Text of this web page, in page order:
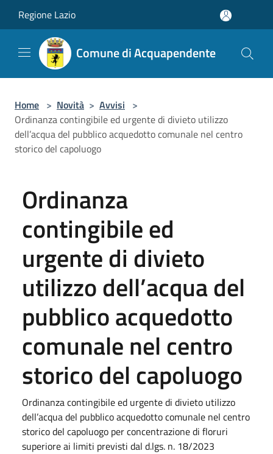
Regione Lazio
Comune di Acquapendente
Home > Novità > Avvisi >
Ordinanza contingibile ed urgente di divieto utilizzo
dell’acqua del pubblico acquedotto comunale nel centro
storico del capoluogo
Ordinanza
contingibile ed
urgente di divieto
utilizzo dell’acqua del
pubblico acquedotto
comunale nel centro
storico del capoluogo
Ordinanza contingibile ed urgente di divieto utilizzo
dell’acqua del pubblico acquedotto comunale nel centro
storico del capoluogo per concentrazione di floruri
superiore ai limiti previsti dal d.lgs. n. 18/2023